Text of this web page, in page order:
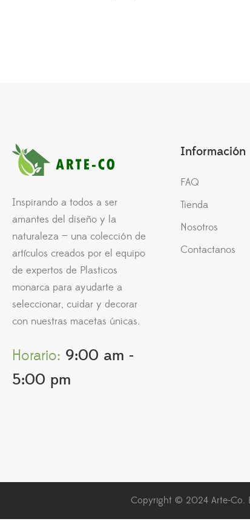
Inspirando a todos a ser
amantes del diseño y la
naturaleza — una colección de
artículos creados por el equipo
de expertos de Plasticos
monarca para ayudarte a
seleccionar, cuidar y decorar
con nuestras macetas únicas.
Horario: 9:00 am -
5:00 pm
Información
FAQ
Tienda
Nosotros
Contactanos
Copyright © 2024 Arte-Co.